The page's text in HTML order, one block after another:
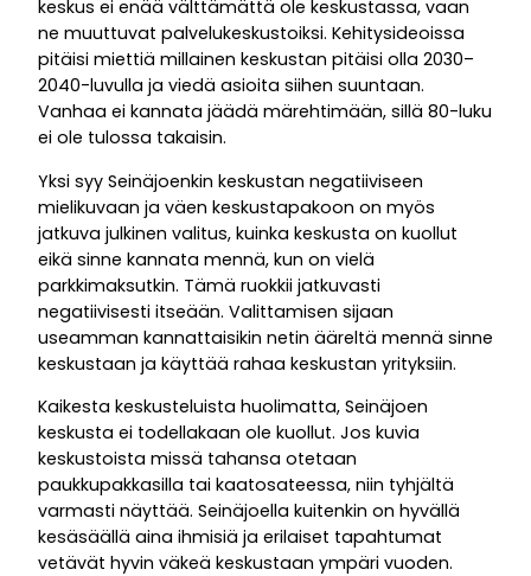
keskus ei enää välttämättä ole keskustassa, vaan
ne muuttuvat palvelukeskustoiksi. Kehitysideoissa
pitäisi miettiä millainen keskustan pitäisi olla 2030–
2040-luvulla ja viedä asioita siihen suuntaan.
Vanhaa ei kannata jäädä märehtimään, sillä 80-luku
ei ole tulossa takaisin.
Yksi syy Seinäjoenkin keskustan negatiiviseen
mielikuvaan ja väen keskustapakoon on myös
jatkuva julkinen valitus, kuinka keskusta on kuollut
eikä sinne kannata mennä, kun on vielä
parkkimaksutkin. Tämä ruokkii jatkuvasti
negatiivisesti itseään. Valittamisen sijaan
useamman kannattaisikin netin ääreltä mennä sinne
keskustaan ja käyttää rahaa keskustan yrityksiin.
Kaikesta keskusteluista huolimatta, Seinäjoen
keskusta ei todellakaan ole kuollut. Jos kuvia
keskustoista missä tahansa otetaan
paukkupakkasilla tai kaatosateessa, niin tyhjältä
varmasti näyttää. Seinäjoella kuitenkin on hyvällä
kesäsäällä aina ihmisiä ja erilaiset tapahtumat
vetävät hyvin väkeä keskustaan ympäri vuoden.